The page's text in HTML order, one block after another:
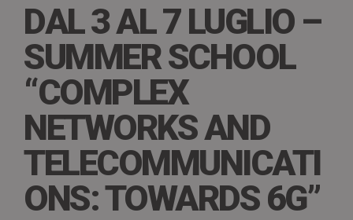
DAL 3 AL 7 LUGLIO –
SUMMER SCHOOL
“COMPLEX
NETWORKS AND
TELECOMMUNICATI
ONS: TOWARDS 6G”